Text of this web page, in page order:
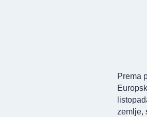
Prema
zemlje,